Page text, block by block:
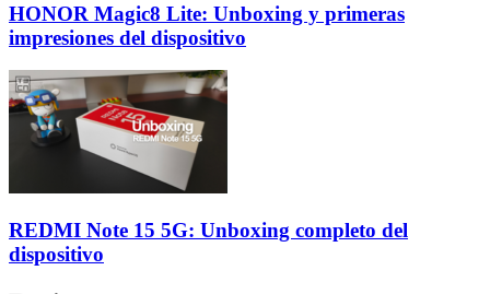
HONOR Magic8 Lite: Unboxing y primeras
impresiones del dispositivo
REDMI Note 15 5G: Unboxing completo del
dispositivo